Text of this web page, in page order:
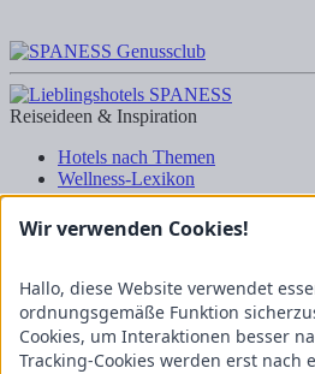
Reiseideen & Inspiration
Hotels nach Themen
Wellness-Lexikon
Business-Lexikon
Urlaubsregionen in Deutschland
Kooperation & Zusammenarbeit
Kundenbereich
Presse
Wir verwenden Cookies!
Hallo, diese Website verwendet
ordnungsgemäße Funktion
Cookies, um Interaktionen besser
Tracking-Cookies werden erst nach